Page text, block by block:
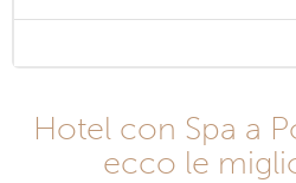
Hotel con Spa a
ecco le